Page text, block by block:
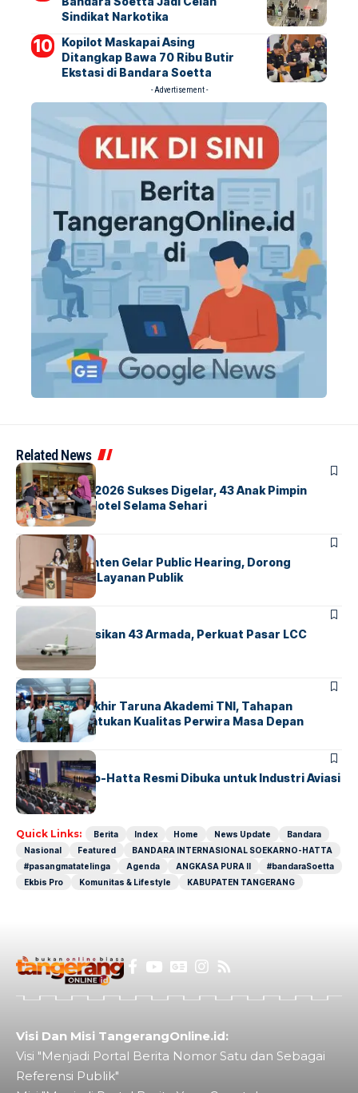
Sindikat Narkotika
Kopilot Maskapai Asing
Ditangkap Bawa 70 Ribu Butir
Ekstasi di Bandara Soetta
- Advertisement -
Related News
BERITAINDEX
GM For A Day 2026 Sukses Digelar, 43 Anak Pimpin
Operasional Hotel Selama Sehari
BANDARA BERITA
Karantina Banten Gelar Public Hearing, Dorong
Transparansi Layanan Publik
BANDARA
Citilink Operasikan 43 Armada, Perkuat Pasar LCC
Nasional
BERITA
Sidang Pantukhir Taruna Akademi TNI, Tahapan
Strategis Tentukan Kualitas Perwira Masa Depan
BANDARA BERITA
IALC Soekarno-Hatta Resmi Dibuka untuk Industri Aviasi
Dunia
Quick Links: Berita Index Home News Update
Bandara
Nasional
Featured
BANDARA INTERNASIONAL SOEKARNO-HATTA
#pasangmatatelinga
Agenda ANGKASA PURA II
#bandaraSoetta
Ekbis Pro
Komunitas & Lifestyle KABUPATEN TANGERANG
Visi Dan Misi TangerangOnline.id:
Visi "Menjadi Portal Berita Nomor Satu dan Sebagai
Referensi Publik"